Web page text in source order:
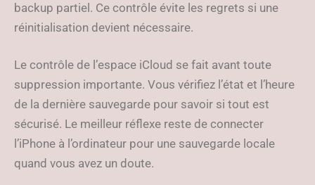
backup partiel. Ce contrôle évite les regrets si une
réinitialisation devient nécessaire.
Le contrôle de l’espace iCloud se fait avant toute
suppression importante. Vous vérifiez l’état et l’heure
de la dernière sauvegarde pour savoir si tout est
sécurisé. Le meilleur réflexe reste de connecter
l’iPhone à l’ordinateur pour une sauvegarde locale
quand vous avez un doute.